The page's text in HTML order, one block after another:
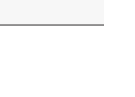
har varit viktiga för